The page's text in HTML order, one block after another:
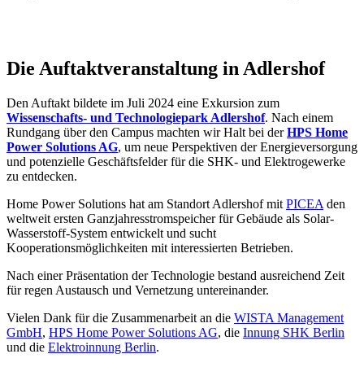
Die Auftaktveranstaltung in Adlershof
Den Auftakt bildete im Juli 2024 eine Exkursion zum
Wissenschafts- und Technologiepark Adlershof. Nach einem
Rundgang über den Campus machten wir Halt bei derHPS Home
Power Solutions AG, um neue Perspektiven der Energieversorgung
und potenzielle Geschäftsfelder für die SHK- und Elektrogewerke
zu entdecken.
Home Power Solutions hat am Standort Adlershof mit PICEA den
weltweit ersten Ganzjahresstromspeicher für Gebäude als Solar-
Wasserstoff-System entwickelt und sucht
Kooperationsmöglichkeiten mit interessierten Betrieben.
Nach einer Präsentation der Technologie bestand ausreichend Zeit
für regen Austausch und Vernetzung untereinander.
Vielen Dank für die Zusammenarbeit an die WISTA Management
GmbH, HPS Home Power Solutions AG, die Innung SHK Berlin
und die Elektroinnung Berlin.